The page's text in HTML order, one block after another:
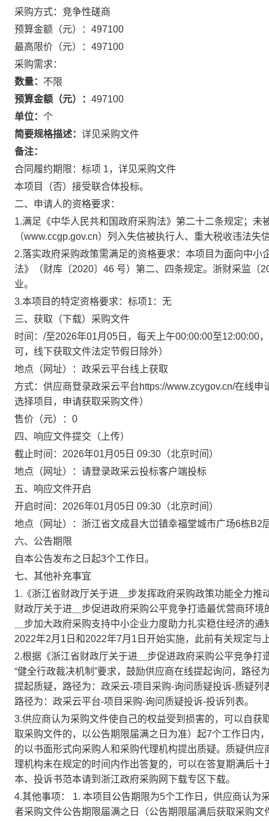
采购方式：竞争性磋商
预算金额（元）： 497100
最高限价（元）： 497100
采购需求：
数量： 不限
预算金额（元）： 497100
单位： 个
简要规格描述： 详见采购文件
备注：
合同履约期限： 标项 1，详见采购文件
本项目（否）接受联合体投标。
二、申请人的资格要求：
1.满足《中华人民共和国政府采购法》第二十二条规定；未
（www.ccgp.gov.cn）列入失信被执行人、重大税收违法
2.落实政府采购政策需满足的资格要求： 本项目为面向中小
法》（财库〔2020〕46 号）第二、四条规定。浙财采监〔
业。
3.本项目的特定资格要求： 标项1：无
三、获取（下载）采购文件
时间： /至2026年01月05日 ，每天上午00:00:00至12:00:00
可，线下获取文件法定节假日除外）
地点（网址）： 政采云平台线上获取
方式： 供应商登录政采云平台https://www.zcygov.cn/在线
选择项目，申请获取采购文件）
售价（元）： 0
四、响应文件提交（上传）
截止时间： 2026年01月05日 09:30 （北京时间）
地点（网址）： 请登录政采云投标客户端投标
五、响应文件开启
开启时间： 2026年01月05日 09:30 （北京时间）
地点（网址）： 浙江省文成县大峃镇幸福堂城市广场6栋B2
六、公告期限
自本公告发布之日起3个工作日。
七、其他补充事宜
1.《浙江省财政厅关于进＿步发挥政府采购政策功能全力
财政厅关于进＿步促进政府采购公平竞争打造最优营商环
＿步加大政府采购支持中小企业力度助力扎实稳住经济的
2022年2月1日和2022年7月1日开始实施，此前有关规定与
2.根据《浙江省财政厅关于进＿步促进政府采购公平竞争
“健全行政裁决机制”要求，鼓励供应商在线提起询问，路
提起质疑，路径为：政采云-项目采购-询问质疑投诉-质疑
路径为：政采云平台-项目采购-询问质疑投诉-投诉列表。
3.供应商认为采购文件使自己的权益受到损害的，可以自
取采购文件的，以公告期限届满之日为准）起7个工作日内
的以书面形式向采购人和采购代理机构提出质疑。质疑供
理机构未在规定的时间内作出答复的，可以在答复期满后
本、投诉书范本请到浙江政府采购网下载专区下载。
4.其他事项：
1. 本项目公告期限为5个工作日，供应商认为
者采购文件公告期限届满之日（公告期限届满后获取采购